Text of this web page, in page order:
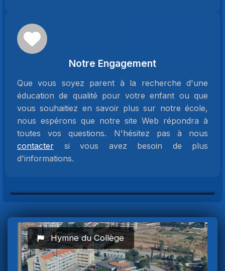
Notre Engagement
Que vous soyez parent à la recherche d'une
éducation de qualité pour votre enfant ou que
vous souhaitiez en savoir plus sur notre école,
nous espérons que notre site Web répondra à
toutes vos questions. N'hésitez pas à nous
contacter si vous avez besoin de plus
d'informations.
Hymne du Collège